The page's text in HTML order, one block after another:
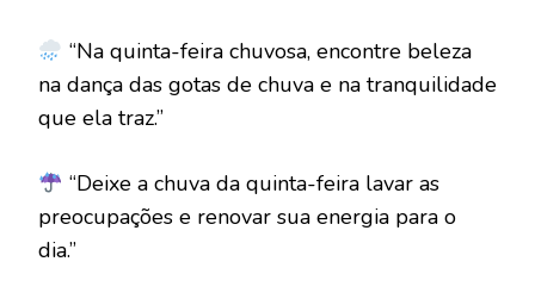
“Na quinta-feira chuvosa, encontre beleza
na dança das gotas de chuva e na tranquilidade
que ela traz.”
“Deixe a chuva da quinta-feira lavar as
preocupações e renovar sua energia para o
dia.”